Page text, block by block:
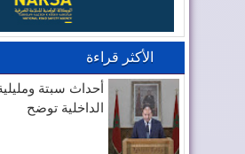
الأكثر قراءة
أحداث سبتة
الداخلية توضح